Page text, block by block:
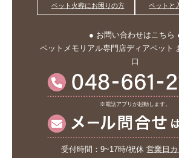
ペット火葬にお困りの方 ペットと
● お問い合わせはこちら
ペットメモリアル専門店ディアペット
口
※電話アプリが起動します。
受付時間：9~17時/祝休営業日